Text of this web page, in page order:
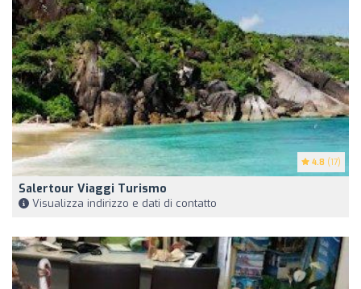
4.8 (17)
Salertour Viaggi Turismo
Visualizza indirizzo e dati di contatto